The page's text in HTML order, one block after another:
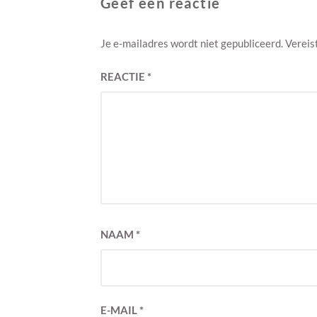
Je e-mailadres wordt niet gepubliceerd.
REACTIE *
NAAM *
E-MAIL*